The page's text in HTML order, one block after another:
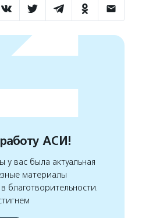
АСИ!
вас была актуальная
материалы
благотворительности.